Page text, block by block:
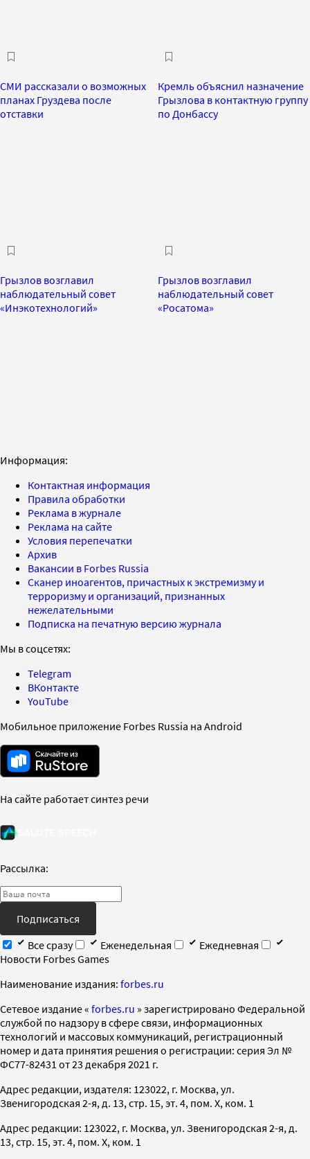
СМИ рассказали о возможных
планах Груздева после
отставки
Кремль объяснил назначение
Грызлова в контактную группу
по Донбассу
Грызлов возглавил
наблюдательный совет
«Инэкотехнологий»
Грызлов возглавил
наблюдательный совет
«Росатома»
Информация:
Контактная информация
Правила обработки
Реклама в журнале
Реклама на сайте
Условия перепечатки
Архив
Вакансии в Forbes Russia
Сканер иноагентов, причастных к экстремизму и
терроризму и организаций, признанных
нежелательными
Подписка на печатную версию журнала
Мы в соцсетях:
Telegram
ВКонтакте
YouTube
Мобильное приложение Forbes Russia на Android
На сайте работает синтез речи
Рассылка:
Подписаться
Все сразу
Еженедельная
Ежедневная
Новости Forbes Games
Наименование издания: forbes.ru
Cетевое издание « forbes.ru » зарегистрировано Федеральной
службой по надзору в сфере связи, информационных
технологий и массовых коммуникаций, регистрационный
номер и дата принятия решения о регистрации: серия Эл №
ФС77-82431 от 23 декабря 2021 г.
Адрес редакции, издателя: 123022, г. Москва, ул.
Звенигородская 2-я, д. 13, стр. 15, эт. 4, пом. X, ком. 1
Адрес редакции: 123022, г. Москва, ул. Звенигородская 2-я, д.
13, стр. 15, эт. 4, пом. X, ком. 1